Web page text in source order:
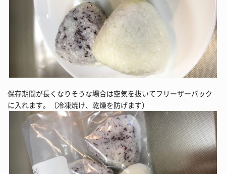
保存期間が長くなりそうな場合は空気を抜いてフリーザーパック
に入れます。（冷凍焼け、乾燥を防げます）